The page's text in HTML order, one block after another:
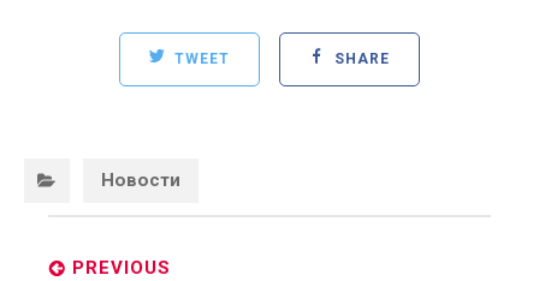
TWEET SHARE
Новости
navigation
PREVIOUS